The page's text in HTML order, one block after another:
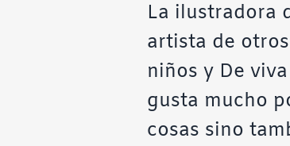
La ilustradora
artista de
niños y De
gusta mucho
cosas sino